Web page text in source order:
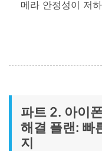
메라 안정성이 저
파트 2. 아이
해결 플랜: 빠
지